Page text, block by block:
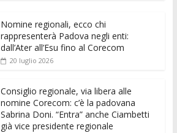
l s
A
p
p
ss
e
n
er
di
t
k
e
dI
di
vi
Nomine regionali, ecco chi
rappresenterà Padova negli enti:
dall’Ater all’Esu fino al Corecom
20 luglio 2026
Consiglio regionale, via libera alle
nomine Corecom: c’è la padovana
Sabrina Doni. “Entra” anche Ciambetti
già vice presidente regionale